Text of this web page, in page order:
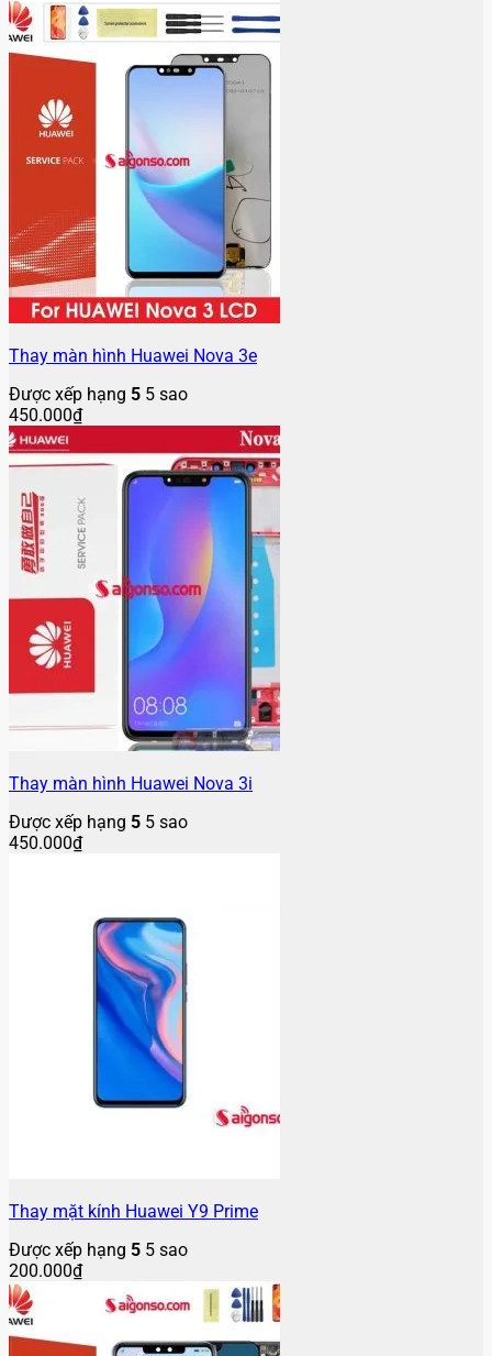
Thay màn hình Huawei Nova 3e
Được xếp hạng 5 5 sao
450.000₫
Thay màn hình Huawei Nova 3i
Được xếp hạng 5 5 sao
450.000₫
Thay mặt kính Huawei Y9 Prime
Được xếp hạng 5 5 sao
200.000₫